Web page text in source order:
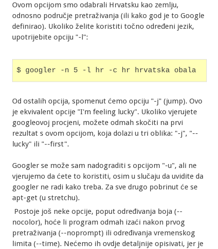
Ovom opcijom smo odabrali Hrvatsku kao zemlju,
odnosno područje pretraživanja (ili kako god je to Google
definirao). Ukoliko želite koristiti točno određeni jezik,
upotrijebite opciju "-l":
$ googler -n 5 -l hr -c hr hrvatska obala
Od ostalih opcija, spomenut ćemo opciju "-j" (jump). Ovo
je ekvivalent opcije "I'm feeling lucky". Ukoliko vjerujete
googleovoj procjeni, možete odmah skočiti na prvi
rezultat s ovom opcijom, koja dolazi u tri oblika: "-j", "--
lucky" ili "--first".
Googler se može sam nadograditi s opcijom "-u", ali ne
vjerujemo da ćete to koristiti, osim u slučaju da uvidite da
googler ne radi kako treba. Za sve drugo pobrinut će se
apt-get (u stretchu).
Postoje još neke opcije, poput određivanja boja (--
nocolor), hoće li program odmah izaći nakon prvog
pretraživanja (--noprompt) ili određivanja vremenskog
limita (--time). Nećemo ih ovdje detaljnije opisivati, jer je